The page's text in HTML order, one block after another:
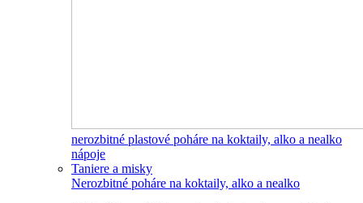
nerozbitné plastové poháre na koktaily, alko a nealko
nápoje
Taniere a misky
Nerozbitné poháre na koktaily, alko a nealko